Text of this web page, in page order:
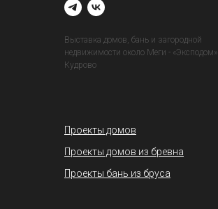
Выставка домов, бань и загородной
недвижимости около Меги - «Эксподом»
Кудрово
Проекты домов
Проекты домов из бревна
Проекты бань из бруса